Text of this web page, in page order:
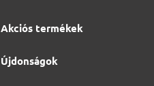
Akciós termékek
Újdonságok